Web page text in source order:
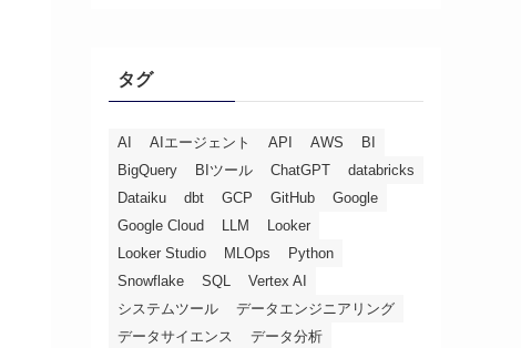
タグ
AI AIエージェント API AWS
BI
BigQuery
BIツール ChatGPT
databricks
Dataiku
dbt GCP GitHub
Google
Google Cloud
LLM
Looker
Looker Studio
MLOps
Python
Snowflake
SQL
Vertex AI
システムツール
データエンジニアリング
データサイエンス
データ分析